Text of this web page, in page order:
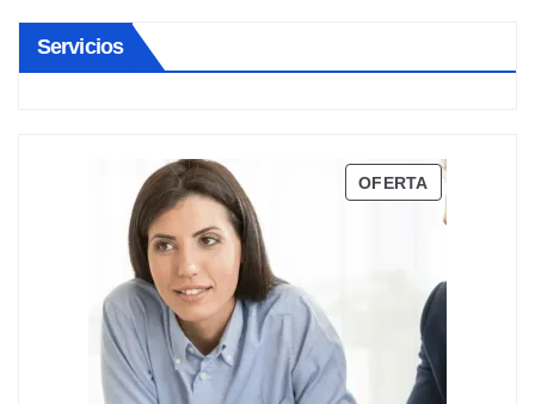
Servicios
OFERTA PRODUCTO
EN